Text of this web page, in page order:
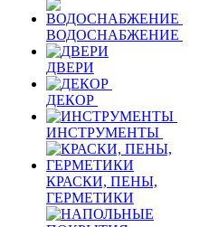
ВОДОСНАБЖЕНИЕ
ДВЕРИ
ДЕКОР
ИНСТРУМЕНТЫ
КРАСКИ, ПЕНЫ,
ГЕРМЕТИКИ